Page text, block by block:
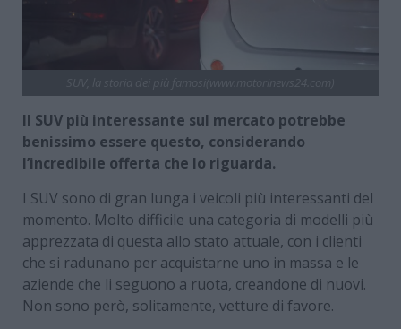
Il SUV più interessante sul mercato potrebbe
benissimo essere questo, considerando
l’incredibile offerta che lo riguarda.
I SUV sono di gran lunga i veicoli più interessanti del
momento. Molto difficile una categoria di modelli più
apprezzata di questa allo stato attuale, con i clienti
che si radunano per acquistarne uno in massa e le
aziende che li seguono a ruota, creandone di nuovi.
Non sono però, solitamente, vetture di favore.